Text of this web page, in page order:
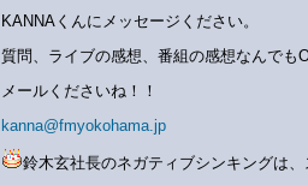
KANNAくんにメッセージください。
質問、ライブの感想、番組の感想なんでも
メールくださいね！！
kanna@fmyokohama.jp
鈴木玄社長のネガティブシンキングは